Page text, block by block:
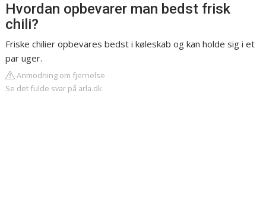
Hvordan opbevarer man bedst frisk
chili?
Friske chilier opbevares bedst i køleskab og kan holde sig i et
par uger.
Anmodning om fjernelse
Se det fulde svar på arla.dk